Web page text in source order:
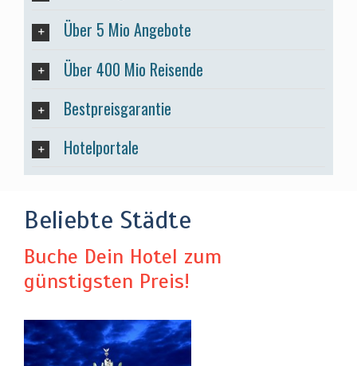
Über 5 Mio Angebote
Über 400 Mio Reisende
Bestpreisgarantie
Hotelportale
Beliebte Städte
Buche Dein Hotel zum
günstigsten Preis!